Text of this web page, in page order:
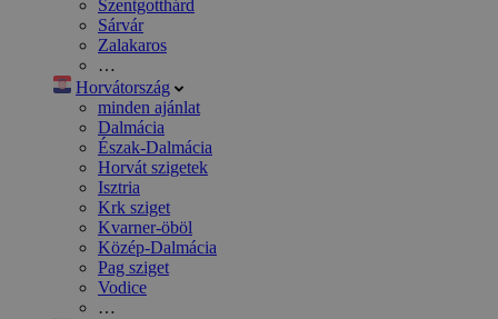
Szentgotthárd
Sárvár
Zalakaros
…
Horvátország
minden ajánlat
Dalmácia
Észak-Dalmácia
Horvát szigetek
Isztria
Krk sziget
Kvarner-öböl
Közép-Dalmácia
Pag sziget
Vodice
…